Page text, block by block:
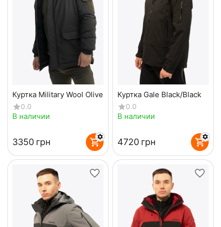
Куртка Military Wool Olive
0.0
В наличии
‍3350‍ грн
Куртка Gale Black/Black
0.0
В наличии
‍4720‍ грн